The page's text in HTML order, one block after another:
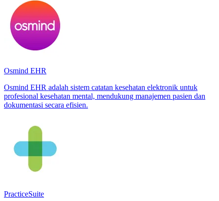
Osmind EHR
Osmind EHR adalah sistem catatan kesehatan elektronik untuk
profesional kesehatan mental, mendukung manajemen pasien dan
dokumentasi secara efisien.
PracticeSuite